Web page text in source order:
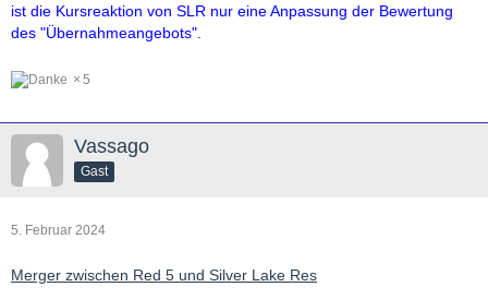
ist die Kursreaktion von SLR nur eine Anpassung der Bewertung
des "Übernahmeangebots".
5
Vassago
Gast
5. Februar 2024
Merger zwischen Red 5 und Silver Lake Res